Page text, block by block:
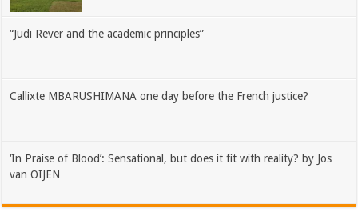
“Judi Rever and the academic principles”
Callixte MBARUSHIMANA one day before the French justice?
‘In Praise of Blood’: Sensational, but does it fit with reality? by Jos
van OIJEN